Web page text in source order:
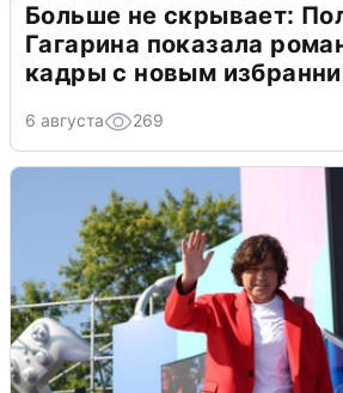
Больше не скрывает:
Гагарина показала
кадры с новым
6 августа 269